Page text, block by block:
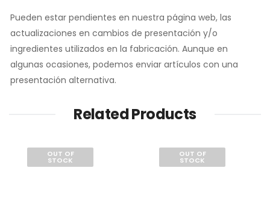
Pueden estar pendientes en nuestra página web, las
actualizaciones en cambios de presentación y/o
ingredientes utilizados en la fabricación. Aunque en
algunas ocasiones, podemos enviar artículos con una
presentación alternativa.
Related Products
OUT OF
STOCK
OUT OF
STOCK